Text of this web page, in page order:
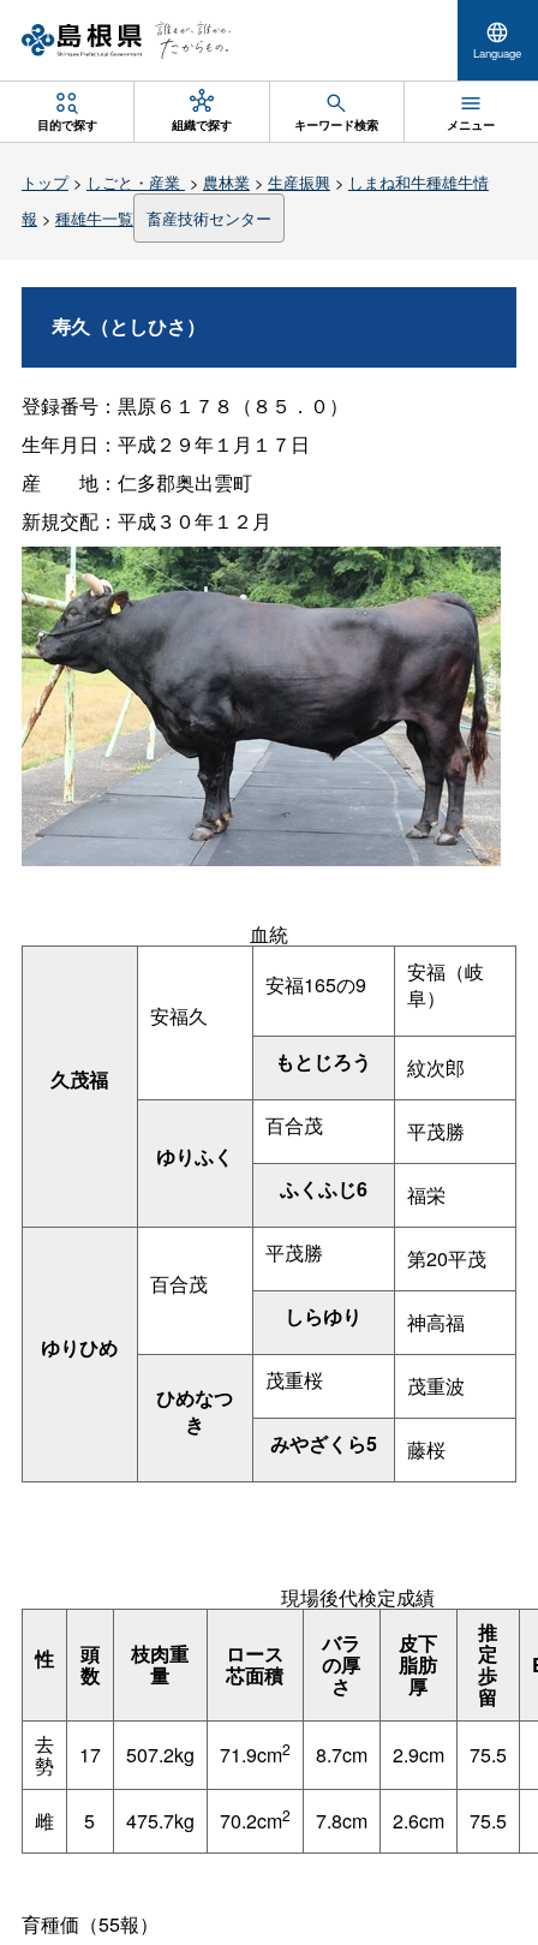
Language
目的で探す 組織で探す キーワード検索 メニュー
トップ> しごと・産業 > 農林業> 生産振興> しまね和牛種雄牛情
報 > 種雄牛一覧 畜産技術センター
寿久（としひさ）
登録番号：黒原６１７８（８５．０）
生年月日：平成２９年１月１７日
産 地：仁多郡奥出雲町
新規交配：平成３０年１２月
血統
久茂福
安福久
安福165の9
安福（岐
阜）
もとじろう 紋次郎
ゆりふく
百合茂 平茂勝
ふくふじ6 福栄
ゆりひめ
百合茂
平茂勝 第20平茂
しらゆり 神高福
ひめなつ
き
茂重桜 茂重波
みやざくら5 藤桜
現場後代検定成績
性 頭
数
枝肉重
量
ロース
芯面積
バラ
の厚
さ
皮下
脂肪
厚
推
定
歩
留
去
勢 17 507.2kg 71.9cm2 8.7cm 2.9cm 75.5
雌 5 475.7kg 70.2cm2 7.8cm 2.6cm 75.5
育種価（55報）